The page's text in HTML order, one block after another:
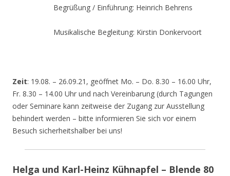
Begrüßung / Einführung: Heinrich Behrens
Musikalische Begleitung: Kirstin Donkervoort
Zeit: 19.08. – 26.09.21, geöffnet Mo. – Do. 8.30 – 16.00 Uhr,
Fr. 8.30 – 14.00 Uhr und nach Vereinbarung (durch Tagungen
oder Seminare kann zeitweise der Zugang zur Ausstellung
behindert werden – bitte informieren Sie sich vor einem
Besuch sicherheitshalber bei uns!
Helga und Karl-Heinz Kühnapfel – Blende 80